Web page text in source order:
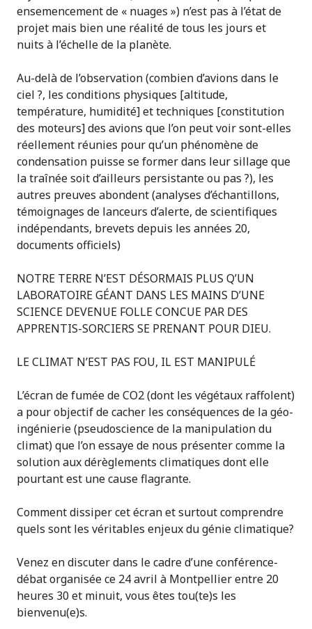
ensemencement de « nuages ») n’est pas à l’état de
projet mais bien une réalité de tous les jours et
nuits à l’échelle de la planète.
Au-delà de l’observation (combien d’avions dans le
ciel ?, les conditions physiques [altitude,
température, humidité] et techniques [constitution
des moteurs] des avions que l’on peut voir sont-elles
réellement réunies pour qu’un phénomène de
condensation puisse se former dans leur sillage que
la traînée soit d’ailleurs persistante ou pas ?), les
autres preuves abondent (analyses d’échantillons,
témoignages de lanceurs d’alerte, de scientifiques
indépendants, brevets depuis les années 20,
documents officiels)
NOTRE TERRE N’EST DÉSORMAIS PLUS Q’UN
LABORATOIRE GÉANT DANS LES MAINS D’UNE
SCIENCE DEVENUE FOLLE CONCUE PAR DES
APPRENTIS-SORCIERS SE PRENANT POUR DIEU.
LE CLIMAT N’EST PAS FOU, IL EST MANIPULÉ
L’écran de fumée de CO2 (dont les végétaux raffolent)
a pour objectif de cacher les conséquences de la géo-
ingénierie (pseudoscience de la manipulation du
climat) que l’on essaye de nous présenter comme la
solution aux dérèglements climatiques dont elle
pourtant est une cause flagrante.
Comment dissiper cet écran et surtout comprendre
quels sont les véritables enjeux du génie climatique?
Venez en discuter dans le cadre d’une conférence-
débat organisée ce 24 avril à Montpellier entre 20
heures 30 et minuit, vous êtes tou(te)s les
bienvenu(e)s.